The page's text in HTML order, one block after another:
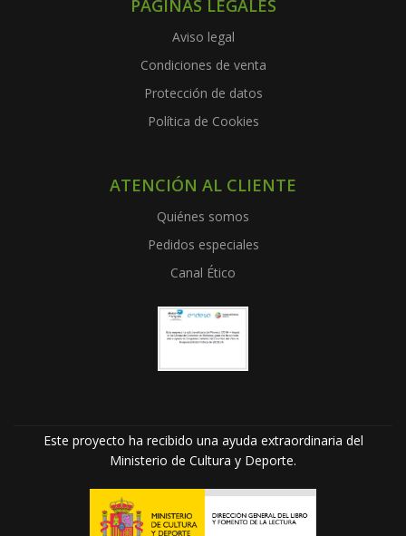
PÁGINAS LEGALES
Aviso legal
Condiciones de venta
Protección de datos
Política de Cookies
ATENCIÓN AL CLIENTE
Quiénes somos
Pedidos especiales
Canal Ético
Este proyecto ha recibido una ayuda extraordinaria del
Ministerio de Cultura y Deporte.